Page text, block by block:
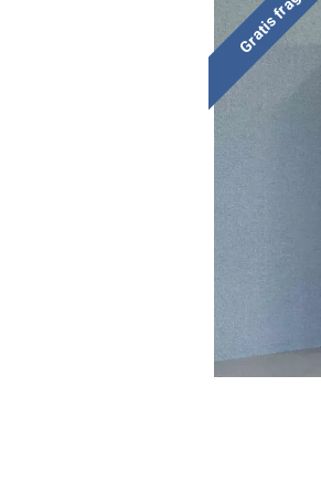
Gratis fragt